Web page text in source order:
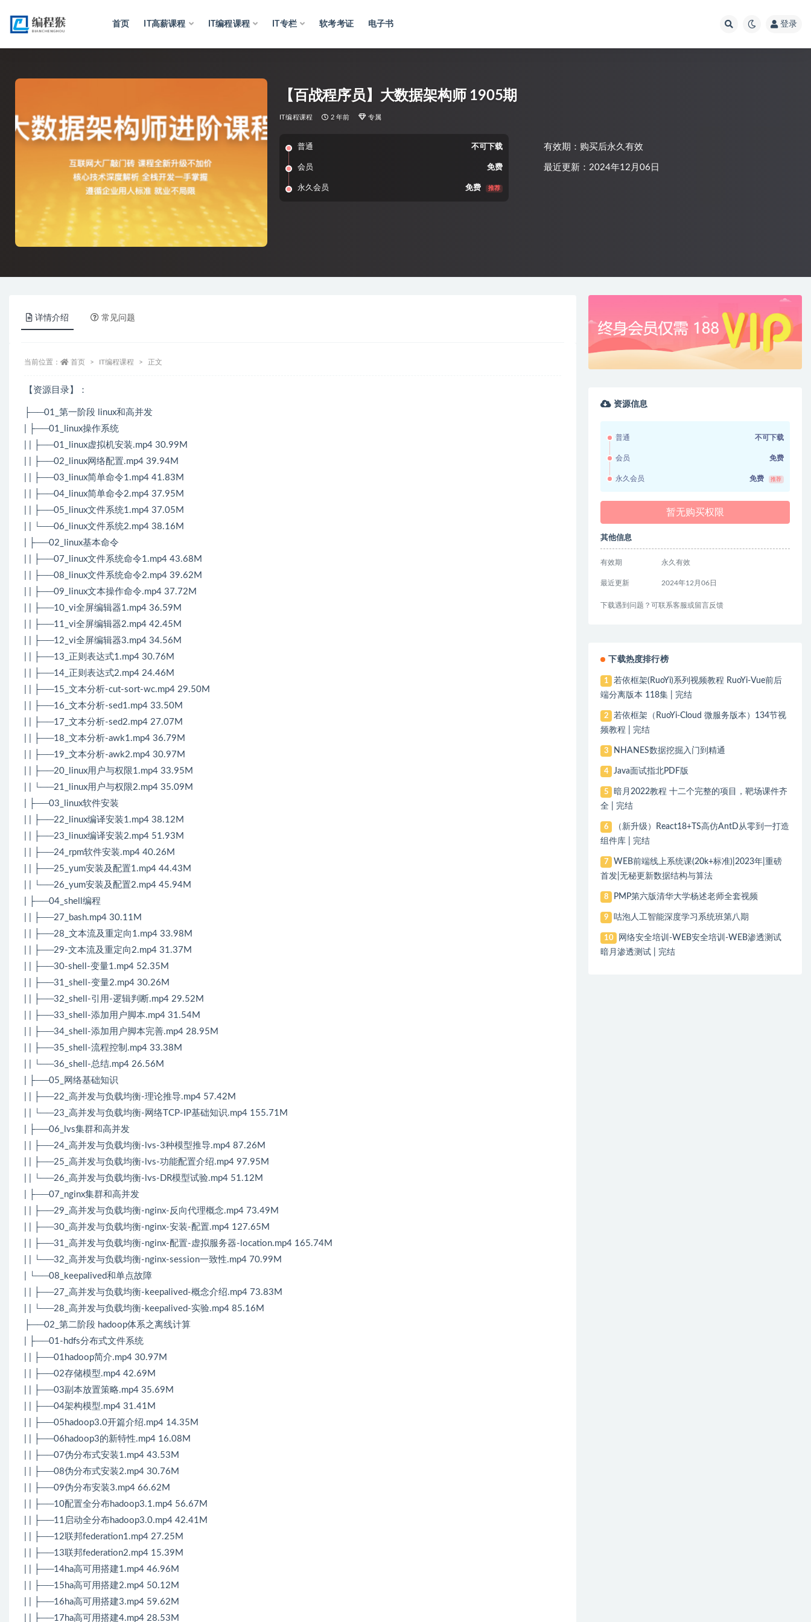
首页 IT高薪课程 IT编程课程 IT专栏 软考考证 电子书 登录
【百战程序员】大数据架构师 1905期
IT编程课程 2 年前 专属
普通 不可下载
会员 免费
永久会员 免费 推荐
有效期：购买后永久有效
最近更新：2024年12月06日
详情介绍 常见问题
当前位置： 首页 IT编程课程 正文
【资源目录】：
├──01_第一阶段 linux和高并发
| ├──01_linux操作系统
| | ├──01_linux虚拟机安装.mp4 30.99M
| | ├──02_linux网络配置.mp4 39.94M
| | ├──03_linux简单命令1.mp4 41.83M
| | ├──04_linux简单命令2.mp4 37.95M
| | ├──05_linux文件系统1.mp4 37.05M
| | └──06_linux文件系统2.mp4 38.16M
| ├──02_linux基本命令
| | ├──07_linux文件系统命令1.mp4 43.68M
| | ├──08_linux文件系统命令2.mp4 39.62M
| | ├──09_linux文本操作命令.mp4 37.72M
| | ├──10_vi全屏编辑器1.mp4 36.59M
| | ├──11_vi全屏编辑器2.mp4 42.45M
| | ├──12_vi全屏编辑器3.mp4 34.56M
| | ├──13_正则表达式1.mp4 30.76M
| | ├──14_正则表达式2.mp4 24.46M
| | ├──15_文本分析-cut-sort-wc.mp4 29.50M
| | ├──16_文本分析-sed1.mp4 33.50M
| | ├──17_文本分析-sed2.mp4 27.07M
| | ├──18_文本分析-awk1.mp4 36.79M
| | ├──19_文本分析-awk2.mp4 30.97M
| | ├──20_linux用户与权限1.mp4 33.95M
| | └──21_linux用户与权限2.mp4 35.09M
| ├──03_linux软件安装
| | ├──22_linux编译安装1.mp4 38.12M
| | ├──23_linux编译安装2.mp4 51.93M
| | ├──24_rpm软件安装.mp4 40.26M
| | ├──25_yum安装及配置1.mp4 44.43M
| | └──26_yum安装及配置2.mp4 45.94M
| ├──04_shell编程
| | ├──27_bash.mp4 30.11M
| | ├──28_文本流及重定向1.mp4 33.98M
| | ├──29-文本流及重定向2.mp4 31.37M
| | ├──30-shell-变量1.mp4 52.35M
| | ├──31_shell-变量2.mp4 30.26M
| | ├──32_shell-引用-逻辑判断.mp4 29.52M
| | ├──33_shell-添加用户脚本.mp4 31.54M
| | ├──34_shell-添加用户脚本完善.mp4 28.95M
| | ├──35_shell-流程控制.mp4 33.38M
| | └──36_shell-总结.mp4 26.56M
| ├──05_网络基础知识
| | ├──22_高并发与负载均衡-理论推导.mp4 57.42M
| | └──23_高并发与负载均衡-网络TCP-IP基础知识.mp4 155.71M
| ├──06_lvs集群和高并发
| | ├──24_高并发与负载均衡-lvs-3种模型推导.mp4 87.26M
| | ├──25_高并发与负载均衡-lvs-功能配置介绍.mp4 97.95M
| | └──26_高并发与负载均衡-lvs-DR模型试验.mp4 51.12M
| ├──07_nginx集群和高并发
| | ├──29_高并发与负载均衡-nginx-反向代理概念.mp4 73.49M
| | ├──30_高并发与负载均衡-nginx-安装-配置.mp4 127.65M
| | ├──31_高并发与负载均衡-nginx-配置-虚拟服务器-location.mp4 165.74M
| | └──32_高并发与负载均衡-nginx-session一致性.mp4 70.99M
| └──08_keepalived和单点故障
| | ├──27_高并发与负载均衡-keepalived-概念介绍.mp4 73.83M
| | └──28_高并发与负载均衡-keepalived-实验.mp4 85.16M
├──02_第二阶段 hadoop体系之离线计算
| ├──01-hdfs分布式文件系统
| | ├──01hadoop简介.mp4 30.97M
| | ├──02存储模型.mp4 42.69M
| | ├──03副本放置策略.mp4 35.69M
| | ├──04架构模型.mp4 31.41M
| | ├──05hadoop3.0开篇介绍.mp4 14.35M
| | ├──06hadoop3的新特性.mp4 16.08M
| | ├──07伪分布式安装1.mp4 43.53M
| | ├──08伪分布式安装2.mp4 30.76M
| | ├──09伪分布安装3.mp4 66.62M
| | ├──10配置全分布hadoop3.1.mp4 56.67M
| | ├──11启动全分布hadoop3.0.mp4 42.41M
| | ├──12联邦federation1.mp4 27.25M
| | ├──13联邦federation2.mp4 15.39M
| | ├──14ha高可用搭建1.mp4 46.96M
| | ├──15ha高可用搭建2.mp4 50.12M
| | ├──16ha高可用搭建3.mp4 59.62M
| | ├──17ha高可用搭建4.mp4 28.53M
资源信息
普通 不可下载
会员 免费
永久会员 免费 推荐
暂无购买权限
其他信息
有效期 永久有效
最近更新 2024年12月06日
下载遇到问题？可联系客服或留言反馈
下载热度排行榜
1
若依框架(RuoYi)系列视频教程 RuoYi-Vue前后
端分离版本 118集 | 完结
2
若依框架（RuoYi-Cloud 微服务版本）134节视
频教程 | 完结
3 NHANES数据挖掘入门到精通
4 Java面试指北PDF版
5
暗月2022教程 十二个完整的项目，靶场课件齐
全 | 完结
6
（新升级）React18+TS高仿AntD从零到一打造
组件库 | 完结
7
WEB前端线上系统课(20k+标准)|2023年|重磅
首发|无秘更新数据结构与算法
8 PMP第六版清华大学杨述老师全套视频
9 咕泡人工智能深度学习系统班第八期
10
网络安全培训-WEB安全培训-WEB渗透测试
暗月渗透测试 | 完结